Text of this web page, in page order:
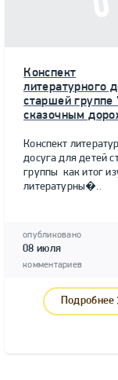
Конспект
литературного
старшей группе
сказочным
Конспект
досуга для детей
группы как итог
литературны�..
опубликовано
08 июля
комментариев
Подробнее